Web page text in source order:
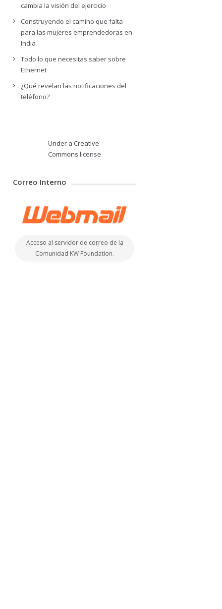
cambia la visión del ejercicio
Construyendo el camino que falta
para las mujeres emprendedoras en
India
Todo lo que necesitas saber sobre
Ethernet
¿Qué revelan las notificaciones del
teléfono?
Under a Creative
Commons license
Correo Interno
Acceso al servidor de correo de la
Comunidad KW Foundation.